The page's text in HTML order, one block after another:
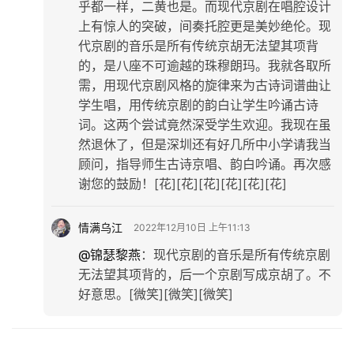
乎都一样，二黄也是。而现代京剧在唱腔设计
上有惊人的突破，间奏托腔更是美妙绝伦。现
代京剧的音乐是所有传统京胡无法望其项背
的，是八座不可逾越的珠穆朗玛。我就各取所
需，用现代京剧风格的旋律来为古诗词谱曲让
学生唱，用传统京剧的韵白让学生吟诵古诗
词。这两个尝试竟然深受学生欢迎。我现在虽
然退休了，但是深圳还有好几所中小学请我当
顾问，指导师生古诗京唱、韵白吟诵。再次感
谢您的鼓励！[花][花][花][花][花][花]
情满乌江 2022年12月10日 上午11:13
@锦瑟黎燕： 现代京剧的音乐是所有传统京剧
无法望其项背的，后一个京剧写成京胡了。不
好意思。[微笑][微笑][微笑]